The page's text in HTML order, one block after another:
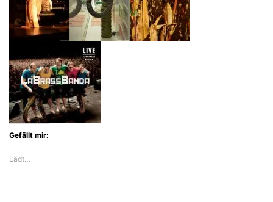
Gefällt mir:
Lädt…